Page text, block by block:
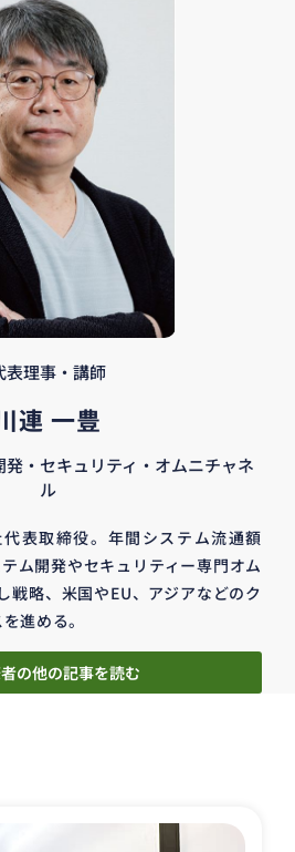
表理事・講師
連 一豊
・セキュリティ・オムニチャネ
ル
表取締役。年間システム流通額
ム開発やセキュリティー専門オム
戦略、米国やEU、アジアなどのク
進める。
の他の記事を読む